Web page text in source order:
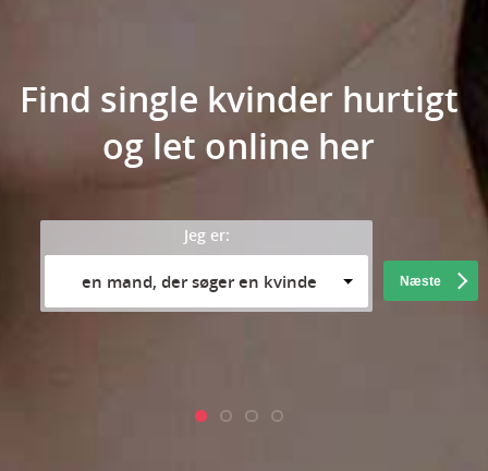
Find single kvinder hurtigt
og let online her
Jeg er:
en mand, der søger en kvinde Næste